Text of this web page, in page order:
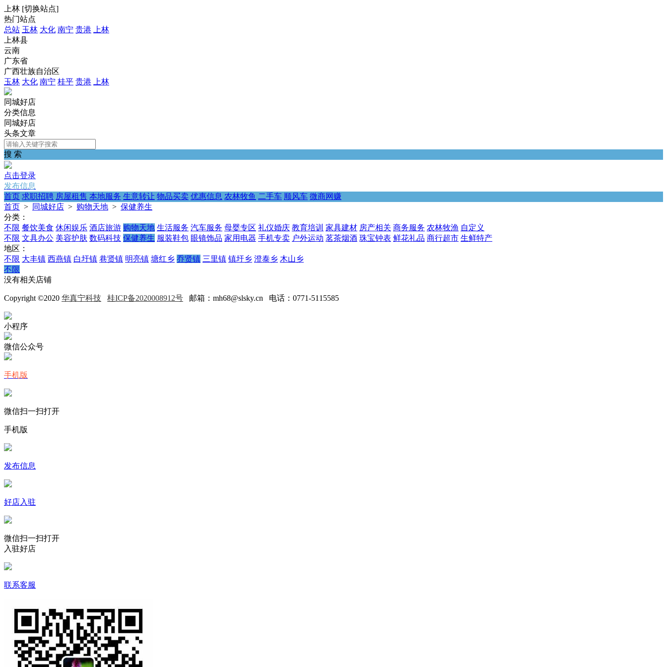
上林 [切换站点]
热门站点
总站 玉林 大化 南宁 贵港
上林
上林县
云南
广东省
广西壮族自治区
玉林 大化 南宁 桂平 贵港 上林
同城好店
分类信息
同城好店
头条文章
搜 索
点击登录
发布信息
首页 求职招聘 房屋租售 本地服务 生意转让 物品买卖 优惠信息 农林牧鱼 二手车 顺风车 微商网赚
首页 > 同城好店 > 购物天地 > 保健养生
分类：
不限 餐饮美食 休闲娱乐 酒店旅游 购物天地 生活服务 汽车服务 母婴专区 礼仪婚庆 教育培训 家具建材 房产相关 商务服务 农林牧渔 自定义
不限 文具办公 美容护肤 数码科技 保健养生 服装鞋包 眼镜饰品 家用电器 手机专卖 户外运动 茗茶烟酒 珠宝钟表 鲜花礼品 商行超市 生鲜特产
地区：
不限 大丰镇 西燕镇 白圩镇 巷贤镇 明亮镇 塘红乡 乔贤镇 三里镇 镇圩乡 澄泰乡 木山乡
不限
没有相关店铺
Copyright ©2020 华真宁科技 桂ICP备2020008912号 邮箱：mh68@slsky.cn 电话：0771-5115585
小程序
微信公众号
手机版
微信扫一扫打开
手机版
发布信息
好店入驻
微信扫一扫打开
入驻好店
联系客服